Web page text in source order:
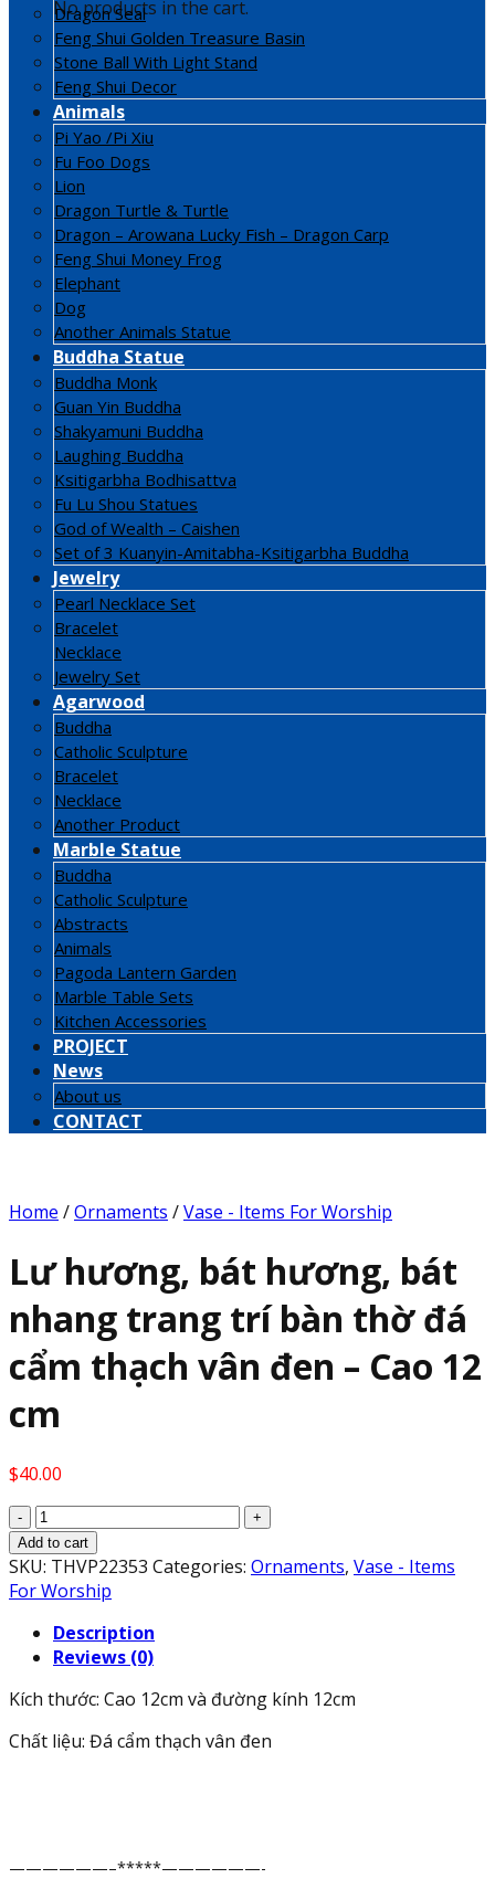
No products in the cart.
Dragon Seal
Feng Shui Golden Treasure Basin
Stone Ball With Light Stand
Feng Shui Decor
Animals
Pi Yao /Pi Xiu
Fu Foo Dogs
Lion
Dragon Turtle & Turtle
Dragon – Arowana Lucky Fish – Dragon Carp
Feng Shui Money Frog
Elephant
Dog
Another Animals Statue
Buddha Statue
Buddha Monk
Guan Yin Buddha
Shakyamuni Buddha
Laughing Buddha
Ksitigarbha Bodhisattva
Fu Lu Shou Statues
God of Wealth – Caishen
Set of 3 Kuanyin-Amitabha-Ksitigarbha Buddha
Jewelry
Pearl Necklace Set
Bracelet
Necklace
Jewelry Set
Agarwood
Buddha
Catholic Sculpture
Bracelet
Necklace
Another Product
Marble Statue
Buddha
Catholic Sculpture
Abstracts
Animals
Pagoda Lantern Garden
Marble Table Sets
Kitchen Accessories
PROJECT
News
About us
CONTACT
Home /Ornaments /Vase - Items For Worship
Lư hương, bát hương, bát
nhang trang trí bàn thờ đá
cẩm thạch vân đen – Cao 12
cm
$40.00
Lư
hương,
bát
hương,
nhang
trang
bàn
thờ
Add to cart
SKU: THVP22353 Categories: Ornaments, Vase - Items
For Worship
Description
Reviews (0)
Kích thước: Cao 12cm và đường kính 12cm
Chất liệu: Đá cẩm thạch vân đen
——————–*****——————-